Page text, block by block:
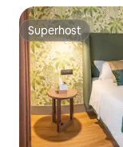
Superhost
Superhost